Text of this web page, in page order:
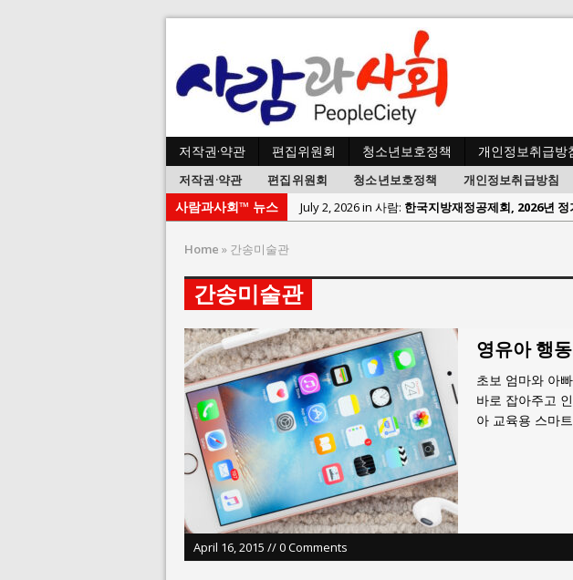
저작권·약관 편집위원회 청소년보호정책 개인정보취급방
저작권·약관 편집위원회 청소년보호정책 개인정보취급방침
사람과사회™ 뉴스 July 1, 2026 in 사람과사회:서울방산보안협의회, 방
June 2, 2026 in 사람과사회:
May 23, 2026 in 사람과사회:
김종대, “현대전, 강한
August 3, 2026 in 사람과사회:
이홍원 작가, 생활문
July 26, 2026 in 사람과사회:
통일 지향 2국가론: 한
July 23, 2026 in 사람과사회:강산건설 박재윤 강제추
July 2, 2026 in 사람:한국지방재정공제회, 2026년 정
Home » 간송미술관
간송미술관
영유아 행
초보 엄마와 아
바로 잡아주고
아 교육용 스마
April 16, 2015 // 0 Comments